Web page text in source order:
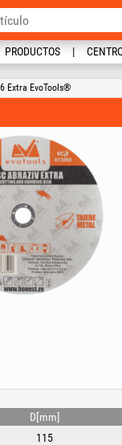
PRODUCTOS
Extra EvoTools®
D[mm]
115